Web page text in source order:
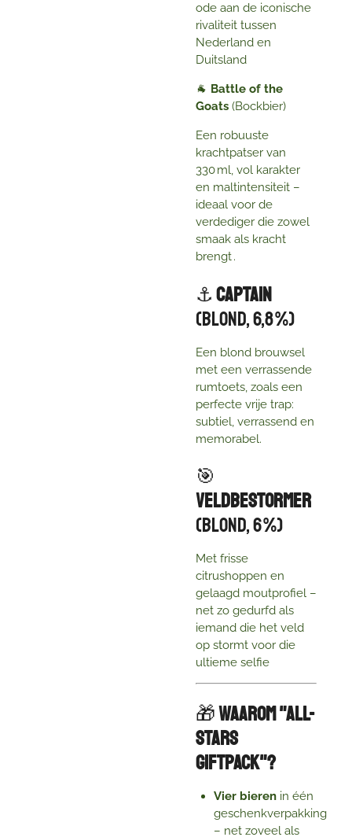
ode aan de iconische
rivaliteit tussen
Nederland en
Duitsland
🐐 Battle of the
Goats (Bockbier)
Een robuuste
krachtpatser van
330 ml, vol karakter
en maltintensiteit –
ideaal voor de
verdediger die zowel
smaak als kracht
brengt.
⚓Captain
(Blond, 6,8 %)
Een blond brouwsel
met een verrassende
rumtoets, zoals een
perfecte vrije trap:
subtiel, verrassend en
memorabel.
🎯
Veldbestormer
(Blond, 6 %)
Met frisse
citrushoppen en
gelaagd moutprofiel –
net zo gedurfd als
iemand die het veld
op stormt voor die
ultieme selfie
🎁Waarom "All-
Stars
Giftpack"?
Vier bierenin één
geschenkverpakking
– net zoveel als